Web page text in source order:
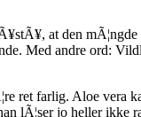
at den
Med andre ord:
ret farlig. Aloe vera
lÃ¦ser jo heller ikke